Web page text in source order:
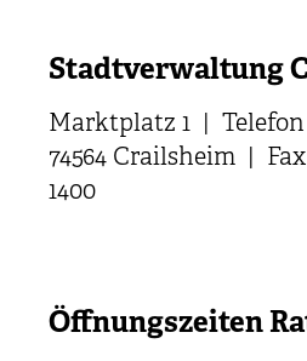
Stadtverwaltung
Marktplatz 1 | Telefon
74564 Crailsheim | Fax
1400
Öffnungszeiten